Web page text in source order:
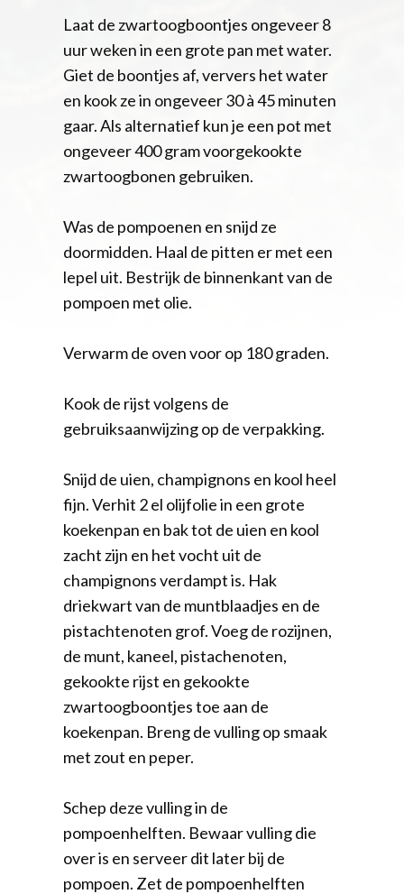
Laat de zwartoogboontjes ongeveer 8
uur weken in een grote pan met water.
Giet de boontjes af, ververs het water
en kook ze in ongeveer 30 à 45 minuten
gaar. Als alternatief kun je een pot met
ongeveer 400 gram voorgekookte
zwartoogbonen gebruiken.
Was de pompoenen en snijd ze
doormidden. Haal de pitten er met een
lepel uit. Bestrijk de binnenkant van de
pompoen met olie.
Verwarm de oven voor op 180 graden.
Kook de rijst volgens de
gebruiksaanwijzing op de verpakking.
Snijd de uien, champignons en kool heel
fijn. Verhit 2 el olijfolie in een grote
koekenpan en bak tot de uien en kool
zacht zijn en het vocht uit de
champignons verdampt is. Hak
driekwart van de muntblaadjes en de
pistachtenoten grof. Voeg de rozijnen,
de munt, kaneel, pistachenoten,
gekookte rijst en gekookte
zwartoogboontjes toe aan de
koekenpan. Breng de vulling op smaak
met zout en peper.
Schep deze vulling in de
pompoenhelften. Bewaar vulling die
over is en serveer dit later bij de
pompoen. Zet de pompoenhelften